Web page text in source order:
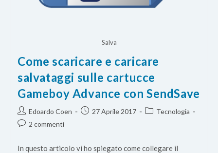
Salva
Come scaricare e caricare
salvataggi sulle cartucce
Gameboy Advance con SendSave
Autore
dell'articolo:
Edoardo Coen
Articolo27 Aprile 2017
Categoria
Tecnologia
Commenti
2 commenti
In questo articolo vi ho spiegato come collegare il